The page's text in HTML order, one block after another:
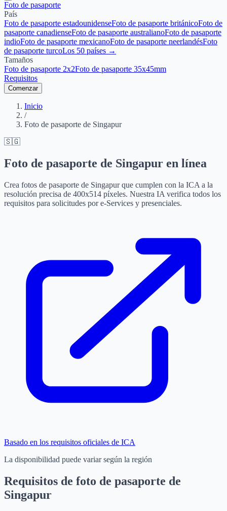
Foto de pasaporte
País
Foto de pasaporte estadounidenseFoto de pasaporte británicoFoto de
pasaporte canadienseFoto de pasaporte australianoFoto de pasaporte
indioFoto de pasaporte mexicanoFoto de pasaporte neerlandésFoto
de pasaporte turcoLos 50 países →
Tamaños
Foto de pasaporte 2x2Foto de pasaporte 35x45mm
Requisitos
Comenzar
Inicio
/
Foto de pasaporte de Singapur
🇸🇬
Foto de pasaporte de Singapur en línea
Crea fotos de pasaporte de Singapur que cumplen con la ICA a la
resolución precisa de 400x514 píxeles. Nuestra IA verifica todos los
requisitos para solicitudes por e-Services y presenciales.
Basado en los requisitos oficiales de ICA
La disponibilidad puede variar según la región
Requisitos de foto de pasaporte de
Singapur